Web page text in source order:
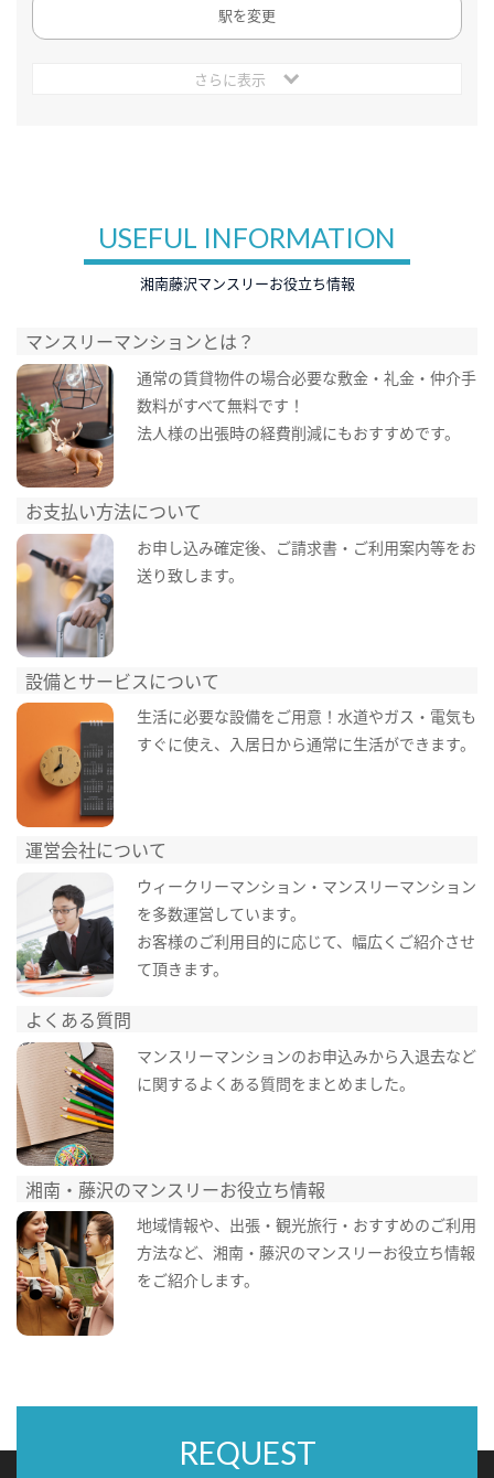
駅を変更
さらに表示
USEFUL INFORMATION
湘南藤沢マンスリーお役立ち情報
マンスリーマンションとは？
通常の賃貸物件の場合必要な敷金・礼金・仲介手
数料がすべて無料です！
法人様の出張時の経費削減にもおすすめです。
お支払い方法について
お申し込み確定後、ご請求書・ご利用案内等をお
送り致します。
設備とサービスについて
生活に必要な設備をご用意！水道やガス・電気も
すぐに使え、入居日から通常に生活ができます。
運営会社について
ウィークリーマンション・マンスリーマンション
を多数運営しています。
お客様のご利用目的に応じて、幅広くご紹介させ
て頂きます。
よくある質問
マンスリーマンションのお申込みから入退去など
に関するよくある質問をまとめました。
湘南・藤沢のマンスリーお役立ち情報
地域情報や、出張・観光旅行・おすすめのご利用
方法など、湘南・藤沢のマンスリーお役立ち情報
をご紹介します。
REQUEST